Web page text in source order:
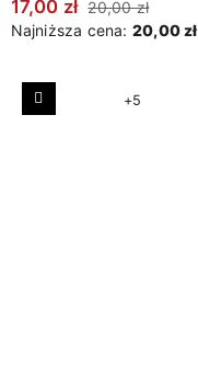
17,00 zł 20,00 zł
Najniższa cena: 20,00 zł
+5
Poprzedni